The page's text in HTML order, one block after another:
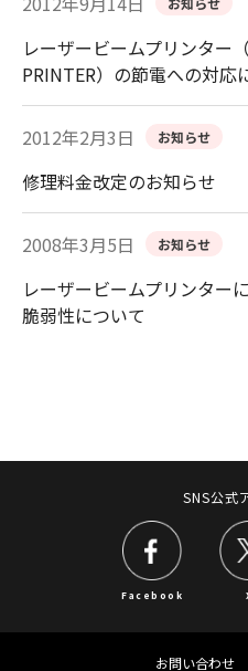
レーザービームプリンター
PRINTER）の節電への対応
2012年2月3日 お知らせ
修理料金改定のお知らせ
2008年3月5日 お知らせ
レーザービームプリンター
脆弱性について
SNS公式
Facebook
お問い合わせ